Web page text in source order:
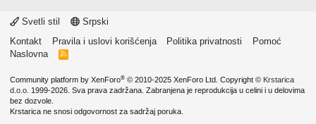
Svetli stil
Srpski
Kontakt
Pravila i uslovi korišćenja Politika privatnosti
Pomoć
Naslovna
R
Community platform by XenForo® © 2010-2025 XenForo Ltd. Copyright © Krstarica
d.o.o. 1999-2026. Sva prava zadržana. Zabranjena je reprodukcija u celini i u delovima
bez dozvole.
Krstarica ne snosi odgovornost za sadržaj poruka.